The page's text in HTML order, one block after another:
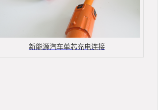
新能源汽车单芯充电连接